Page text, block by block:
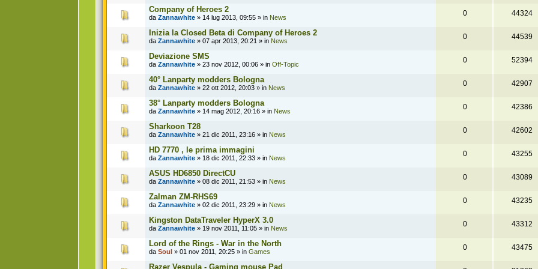
Company of Heroes 2
da Zannawhite » 14 lug 2013, 09:55 » in News 0 44324
Inizia la Closed Beta di Company of Heroes 2
da Zannawhite » 07 apr 2013, 20:21 » in News 0 44539
Deviazione SMS
da Zannawhite » 23 nov 2012, 00:06 » in Off-Topic 0 52394
40° Lanparty modders Bologna
da Zannawhite » 22 ott 2012, 20:03 » in News 0 42907
38° Lanparty modders Bologna
da Zannawhite » 14 mag 2012, 20:16 » in News 0 42386
Sharkoon T28
da Zannawhite » 21 dic 2011, 23:16 » in News 0 42602
HD 7770 , le prima immagini
da Zannawhite » 18 dic 2011, 22:33 » in News 0 43255
ASUS HD6850 DirectCU
da Zannawhite » 08 dic 2011, 21:53 » in News 0 43089
Zalman ZM-RHS69
da Zannawhite » 02 dic 2011, 23:29 » in News 0 43235
Kingston DataTraveler HyperX 3.0
da Zannawhite » 19 nov 2011, 11:05 » in News 0 43312
Lord of the Rings - War in the North
da Soul » 01 nov 2011, 20:25 » in Games 0 43475
Razer Vespula - Gaming mouse Pad